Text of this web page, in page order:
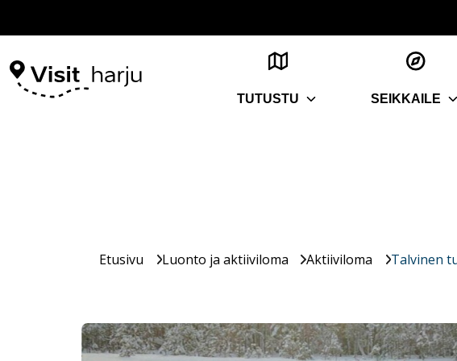
TUTUSTU SEIKKAILE
Etusivu Luonto ja aktiiviloma Aktiiviloma Talvinen